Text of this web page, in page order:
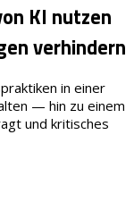
KI nutzen
verhindern
in einer
— hin zu einem
und kritisches